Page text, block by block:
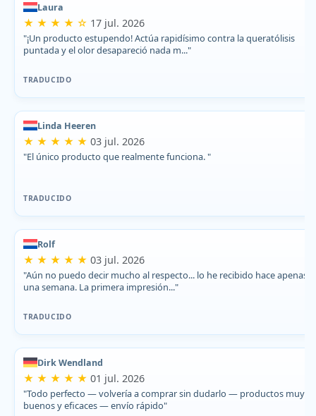
Laura
★ ★ ★ ★ ☆ 17 jul. 2026
"¡Un producto estupendo! Actúa rapidísimo contra la queratólisis
puntada y el olor desapareció nada m..."
TRADUCIDO
Linda Heeren
★ ★ ★ ★ ★ 03 jul. 2026
"El único producto que realmente funciona. "
TRADUCIDO
Rolf
★ ★ ★ ★ ★ 03 jul. 2026
"Aún no puedo decir mucho al respecto... lo he recibido hace apenas
una semana. La primera impresión..."
TRADUCIDO
Dirk Wendland
★ ★ ★ ★ ★ 01 jul. 2026
"Todo perfecto — volvería a comprar sin dudarlo — productos muy
buenos y eficaces — envío rápido"